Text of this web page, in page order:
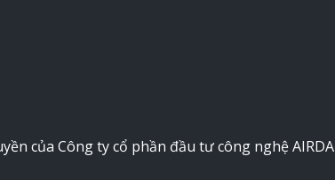
của Công ty cổ phần đầu tư công nghệ